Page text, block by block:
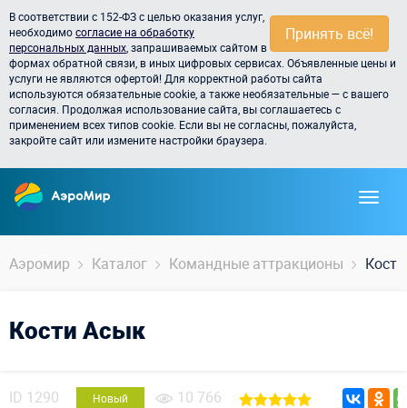
Принять всё!
В соответствии с 152-ФЗ с целью оказания услуг,
необходимосогласие на обработку
персональных данных , запрашиваемых сайтом в
формах обратной связи, в иных цифровых сервисах. Объявленные цены и
услуги не являются офертой! Для корректной работы сайта
используются обязательные cookie, а также необязательные — с вашего
согласия. Продолжая использование сайта, вы соглашаетесь с
применением всех типов cookie. Если вы не согласны, пожалуйста,
закройте сайт или измените настройки браузера.
Аэромир Каталог Командные аттракционы
Кости Асык
ID 1290 Новый 10 766